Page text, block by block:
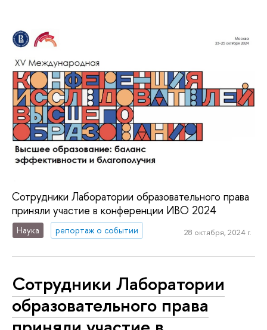
Сотрудники Лаборатории образовательного права
приняли участие в конференции ИВО 2024
Наука репортаж о событии 28 октября, 2024 г.
Сотрудники Лаборатории
образовательного права